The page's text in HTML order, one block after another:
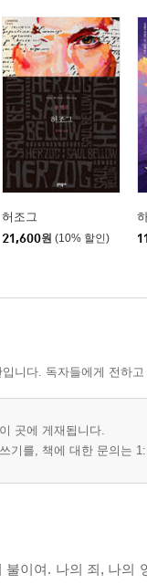
허조그
21,600원 (10% 할인)
니다. 독자들에게 전하
곳에 게재됩니다.
기를, 책에 대한 문의는
불이여. 나의 죄, 나의